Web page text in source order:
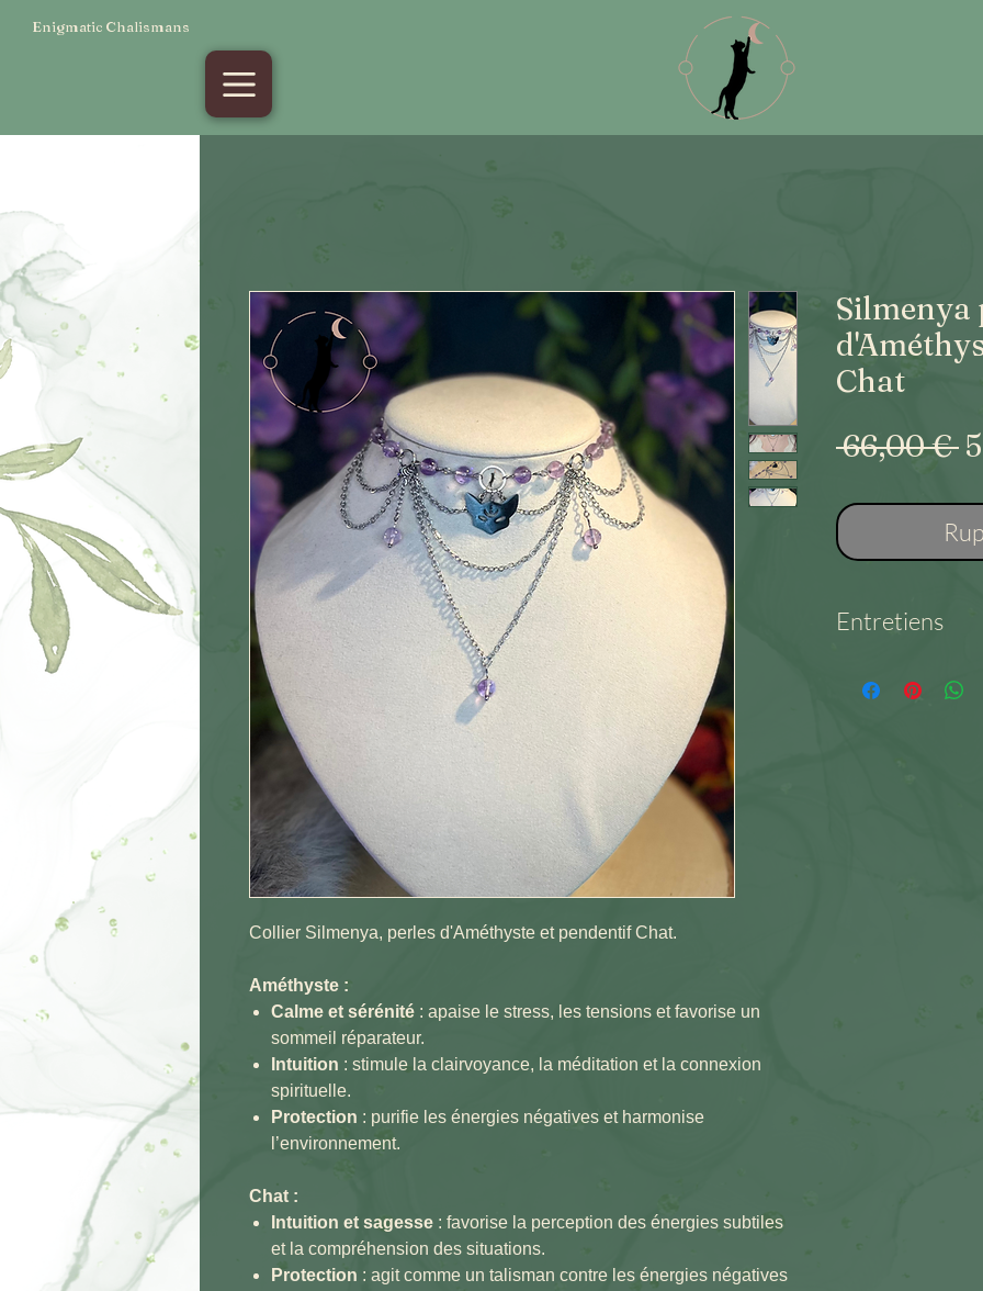
Enigmatic Chalismans
Collier Silmenya, perles d'Améthyste et pendentif Chat.
Améthyste :
Calme et sérénité : apaise le stress, les tensions et favorise un
sommeil réparateur.
Intuition : stimule la clairvoyance, la méditation et la connexion
spirituelle.
Protection : purifie les énergies négatives et harmonise
l’environnement.
Chat :
Intuition et sagesse : favorise la perception des énergies subtiles
et la compréhension des situations.
Protection : agit comme un talisman contre les énergies négatives
Silmenya
Chat
66,00 €
Entretiens
eau salée.